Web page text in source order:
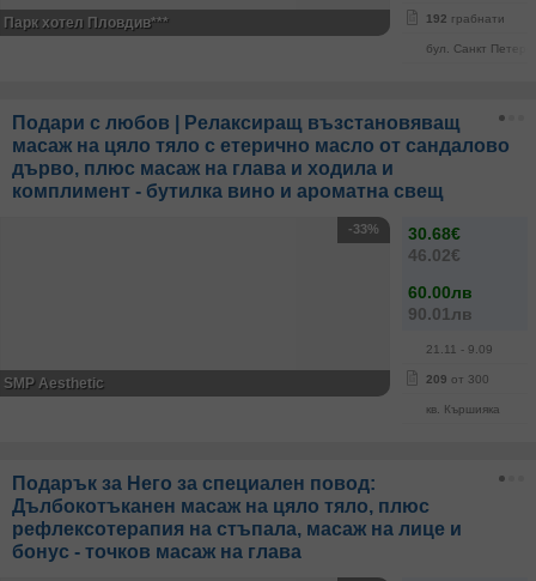
192 грабнати
бул. Санкт
Парк хотел Пловдив***
Подари с любов | Релаксиращ възстановяващ
масаж на цяло тяло с етерично масло от сандалово
дърво, плюс масаж на глава и ходила и
комплимент - бутилка вино и ароматна свещ
30.68€
46.02€
60.00лв
90.01лв
21.11 - 9.09
209 от 300
кв. Кършияка
-33%
SMP Aesthetic
Подарък за Него за специален повод:
Дълбокотъканен масаж на цяло тяло, плюс
рефлексотерапия на стъпала, масаж на лице и
бонус - точков масаж на глава